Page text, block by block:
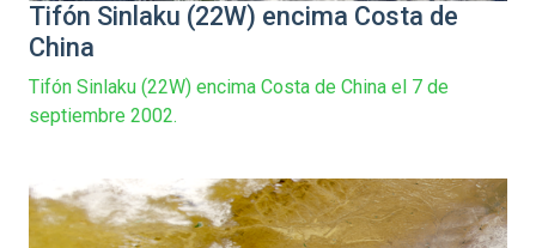
Tifón Sinlaku (22W) encima Costa de
China
Tifón Sinlaku (22W) encima Costa de China el 7 de
septiembre 2002.